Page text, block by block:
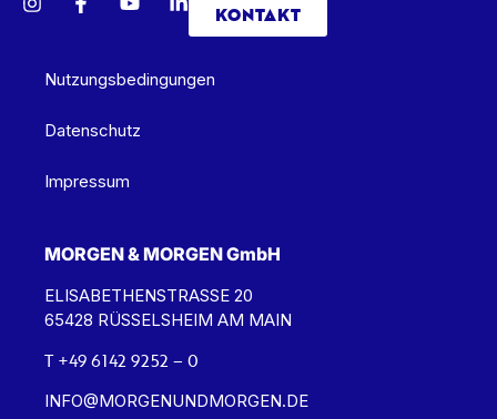
KONTAKT
Nutzungsbedingungen
Datenschutz
Impressum
MORGEN & MORGEN GmbH
ELISABETHENSTRASSE 20
65428 RÜSSELSHEIM AM MAIN
T +49 6142 9252 – 0
INFO@MORGENUNDMORGEN.DE